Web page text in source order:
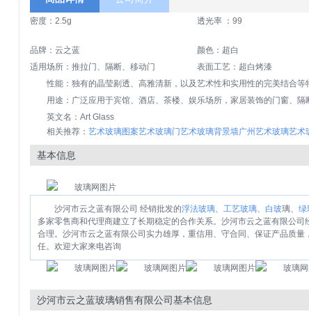
密度：2.5g
透光率 ：99
品牌：云之蓝
颜色：超白
适用场所：推拉门、隔断、移动门
表面工艺：超白烤漆
性能：独有的晶莹剔透、高雅清新，以及艺术性和实用性的完美结合等
用途：广泛应用于宾馆、酒店、茶楼、娱乐场所，家居装饰的门窗、
英文名：Art Glass
相关推荐： 艺术玻璃图案艺术玻璃门艺术玻璃背景墙广州艺术玻璃艺术
基本信息
沙河市云之蓝有限公司 经销批发的浮法玻璃、 工艺玻璃、 白玻璃、 绿
多家零售商和代理商建立了长期稳定的合作关系。沙河市云之蓝有限公
合理。沙河市云之蓝有限公司实力雄厚，重信用、守合同、保证产品质
任。欢迎大家来电咨询
沙河市云之蓝玻璃销售有限公司基本信息